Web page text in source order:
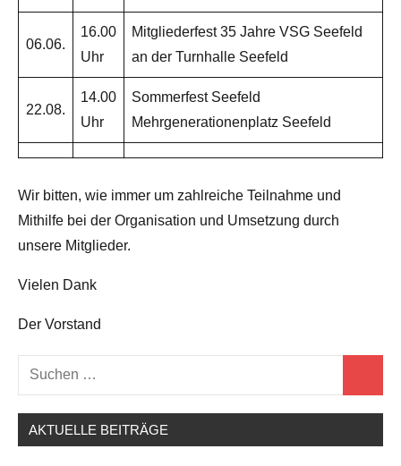
06.06.
16.00
Uhr
Mitgliederfest 35 Jahre VSG Seefeld
an der Turnhalle Seefeld
22.08.
14.00
Uhr
Sommerfest Seefeld
Mehrgenerationenplatz Seefeld
Wir bitten, wie immer um zahlreiche Teilnahme und
Mithilfe bei der Organisation und Umsetzung durch
unsere Mitglieder.
Vielen Dank
Der Vorstand
Schlagwörter:
2024,
Sport
Suchen
nach:
AKTUELLE BEITRÄGE